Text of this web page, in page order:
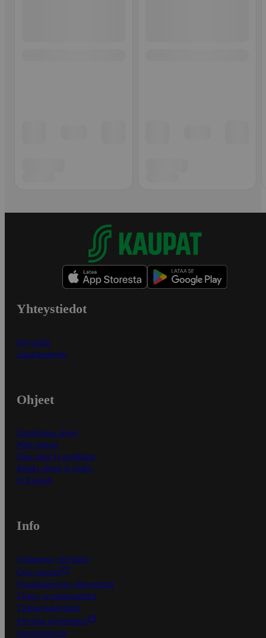
Yhteystiedot
Myymälät
Asiakaspalvelu
Ohjeet
Ensitilaajan ohjeet
Näin maksat
Näin tilaat ja muokkaat
Kaikki ohjeet ja vinkit
In English
Info
S-Business yrityksille
Oiva-raportit
Osuuskauppojen yhteystiedot
Tilaus- ja toimitusehdot
Tietosuojakäytäntö
Palvelun käyttöehdot
Saavutettavuus